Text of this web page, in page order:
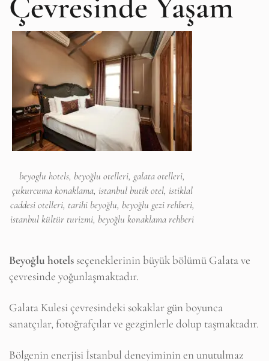
beyoglu hotels, beyoğlu otelleri, galata otelleri,
çukurcuma konaklama, istanbul butik otel, istiklal
caddesi otelleri, tarihi beyoğlu, beyoğlu gezi rehberi,
istanbul kültür turizmi, beyoğlu konaklama rehberi
Beyoğlu hotels seçeneklerinin büyük bölümü Galata ve
çevresinde yoğunlaşmaktadır.
Galata Kulesi çevresindeki sokaklar gün boyunca
sanatçılar, fotoğrafçılar ve gezginlerle dolup taşmaktadır.
Bölgenin enerjisi İstanbul deneyiminin en unutulmaz